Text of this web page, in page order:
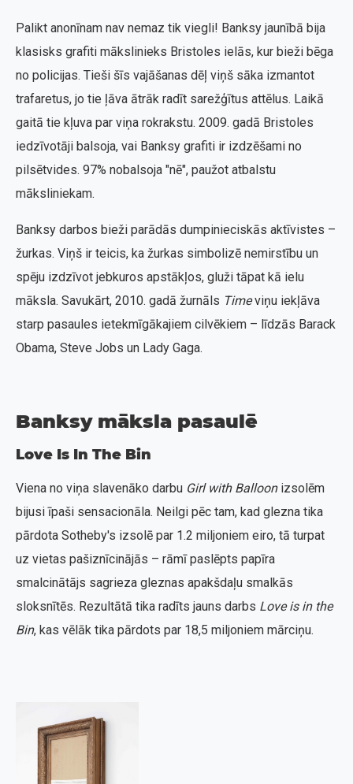
Palikt anonīnam nav nemaz tik viegli! Banksy jaunībā bija
klasisks grafiti mākslinieks Bristoles ielās, kur bieži bēga
no policijas. Tieši šīs vajāšanas dēļ viņš sāka izmantot
trafaretus, jo tie ļāva ātrāk radīt sarežģītus attēlus. Laikā
gaitā tie kļuva par viņa rokrakstu. 2009. gadā Bristoles
iedzīvotāji balsoja, vai Banksy grafiti ir izdzēšami no
pilsētvides. 97% nobalsoja "nē", paužot atbalstu
māksliniekam.
Banksy darbos bieži parādās dumpinieciskās aktīvistes –
žurkas. Viņš ir teicis, ka žurkas simbolizē nemirstību un
spēju izdzīvot jebkuros apstākļos, gluži tāpat kā ielu
māksla. Savukārt, 2010. gadā žurnāls Timeviņu iekļāva
starp pasaules ietekmīgākajiem cilvēkiem – līdzās Barack
Obama, Steve Jobs un Lady Gaga.
Banksy māksla pasaulē
Love Is In The Bin
Viena no viņa slavenāko darbu Girl with Balloonizsolēm
bijusi īpaši sensacionāla. Neilgi pēc tam, kad glezna tika
pārdota Sotheby's izsolē par 1.2 miljoniem eiro, tā turpat
uz vietas pašiznīcinājās – rāmī paslēpts papīra
smalcinātājs sagrieza gleznas apakšdaļu smalkās
sloksnītēs. Rezultātā tika radīts jauns darbs Love is in the
Bin, kas vēlāk tika pārdots par 18,5 miljoniem mārciņu.